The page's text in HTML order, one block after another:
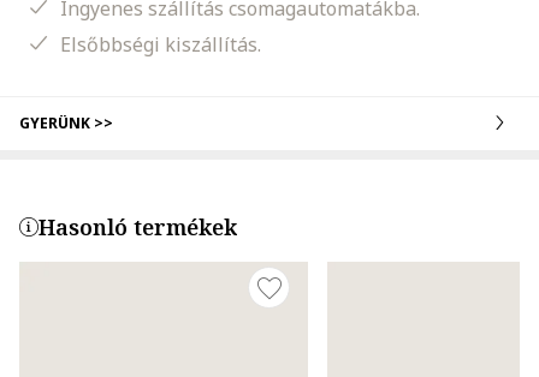
Ingyenes szállítás csomagautomatákba.
Elsőbbségi kiszállítás.
GYERÜNK >>
Hasonló termékek